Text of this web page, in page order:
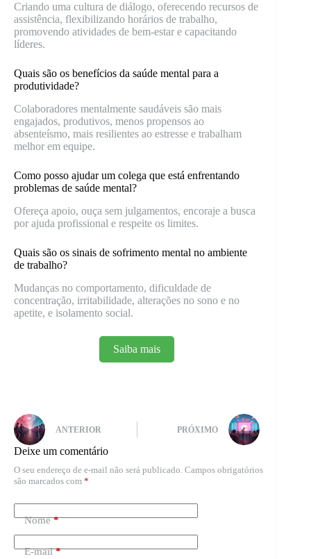
Criando uma cultura de diálogo, oferecendo recursos de
assistência, flexibilizando horários de trabalho,
promovendo atividades de bem-estar e capacitando
líderes.
Quais são os benefícios da saúde mental para a
produtividade?
Colaboradores mentalmente saudáveis são mais
engajados, produtivos, menos propensos ao
absenteísmo, mais resilientes ao estresse e trabalham
melhor em equipe.
Como posso ajudar um colega que está enfrentando
problemas de saúde mental?
Ofereça apoio, ouça sem julgamentos, encoraje a busca
por ajuda profissional e respeite os limites.
Quais são os sinais de sofrimento mental no ambiente
de trabalho?
Mudanças no comportamento, dificuldade de
concentração, irritabilidade, alterações no sono e no
apetite, e isolamento social.
Saiba mais
ANTERIOR PRÓXIMO
Deixe um comentário
O seu endereço de e-mail não será publicado. Campos obrigatórios
são marcados com *
Nome*
E-mail*